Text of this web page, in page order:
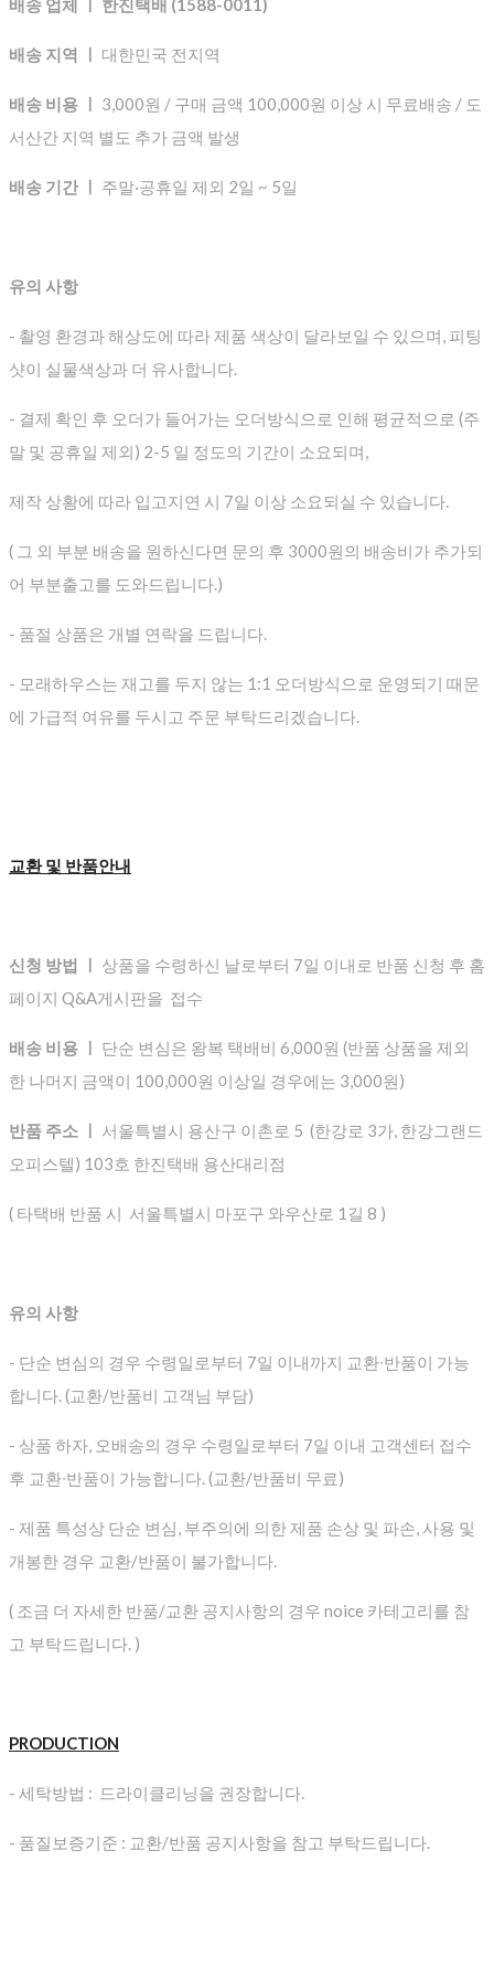
배송 업체 ㅣ 한진택배 (1588-0011)
배송 지역 ㅣ 대한민국 전지역
배송 비용 ㅣ 3,000원 / 구매 금액 100,000원 이상 시 무료배송 / 도
서산간 지역 별도 추가 금액 발생
배송 기간 ㅣ 주말·공휴일 제외 2일 ~ 5일
유의 사항
- 촬영 환경과 해상도에 따라 제품 색상이 달라보일 수 있으며, 피팅
샷이 실물색상과 더 유사합니다.
- 결제 확인 후 오더가 들어가는 오더방식으로 인해 평균적으로 (주
말 및 공휴일 제외) 2-5 일 정도의 기간이 소요되며,
제작 상황에 따라 입고지연 시 7일 이상 소요되실 수 있습니다.
( 그 외 부분 배송을 원하신다면 문의 후 3000원의 배송비가 추가되
어 부분출고를 도와드립니다.)
- 품절 상품은 개별 연락을 드립니다.
- 모래하우스는 재고를 두지 않는 1:1 오더방식으로 운영되기 때문
에 가급적 여유를 두시고 주문 부탁드리겠습니다.
교환 및 반품안내
신청 방법 ㅣ 상품을 수령하신 날로부터 7일 이내로 반품 신청 후 홈
페이지 Q&A게시판을 접수
배송 비용 ㅣ
단순 변심은 왕복 택배비 6,000원 (반품 상품을 제외
한 나머지 금액이 100,000원 이상일 경우에는 3,000원)
반품 주소 ㅣ 서울특별시 용산구 이촌로 5 (한강로 3가, 한강그랜드
오피스텔) 103호 한진택배 용산대리점
( 타택배 반품 시 서울특별시 마포구 와우산로 1길 8 )
유의 사항
- 단순 변심의 경우 수령일로부터 7일 이내까지 교환∙반품이 가능
합니다. (교환/반품비 고객님 부담)
- 상품 하자, 오배송의 경우 수령일로부터 7일 이내 고객센터 접수
후 교환∙반품이 가능합니다. (교환/반품비 무료)
- 제품 특성상 단순 변심, 부주의에 의한 제품 손상 및 파손, 사용 및
개봉한 경우 교환/반품이 불가합니다.
( 조금 더 자세한 반품/교환 공지사항의 경우 noice 카테고리를 참
고 부탁드립니다. )
PRODUCTION
- 세탁방법 : 드라이클리닝을 권장합니다.
- 품질보증기준 : 교환/반품 공지사항을 참고 부탁드립니다.